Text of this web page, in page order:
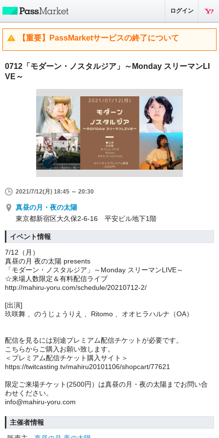
ログイン
【重要】PassMarketサービスの終了について
0712「モダーン・ノスタルジア」～Monday スリーマンLI
VE～
2021/7/12(月) 18:45 ～ 20:30
真昼の月・夜の太陽
東京都新宿区大久保2-6-16 平安ビル地下1階
イベント情報
7/12（月）
真昼の月 夜の太陽 presents
「モダーン・ノスタルジア」～Monday スリーマンLIVE～
☆来場人数限定＆有料配信ライブ
http://mahiru-yoru.com/schedule/20210712-2/
[出演]
玖咲舞 、のうじょうりえ 、Ritomo 、オオヒラハルナ（OA）
配信を見るには別途プレミアム配信チケットが必要です。
こちらからご購入お願い致します。
＜プレミアム配信チケット購入サイト＞
https://twitcasting.tv/mahiru20101106/shopcart/77621
限定ご来場チケット(2500円）は真昼の月・夜の太陽までお問い合
わせください。
info@mahiru-yoru.com
主催者情報